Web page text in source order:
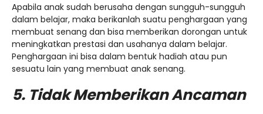
Apabila anak sudah berusaha dengan sungguh-sungguh
dalam belajar, maka berikanlah suatu penghargaan yang
membuat senang dan bisa memberikan dorongan untuk
meningkatkan prestasi dan usahanya dalam belajar.
Penghargaan ini bisa dalam bentuk hadiah atau pun
sesuatu lain yang membuat anak senang.
5. Tidak Memberikan Ancaman